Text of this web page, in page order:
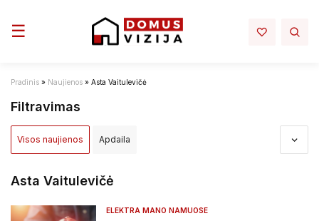
Toggle navigation
☰
Pradinis » Naujienos » Asta Vaitulevičė
Filtravimas
Visos naujienos Apdaila
Asta Vaitulevičė
ELEKTRA MANO NAMUOSE